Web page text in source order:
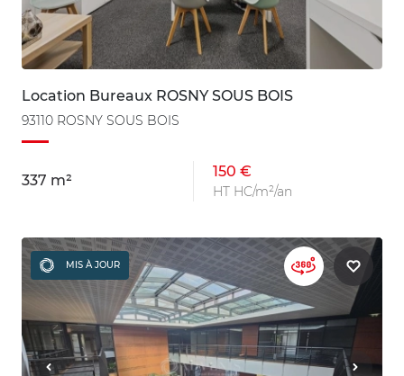
Location Bureaux ROSNY SOUS BOIS
93110 ROSNY SOUS BOIS
337 m²
150 €
HT HC/m²/an
MIS À JOUR